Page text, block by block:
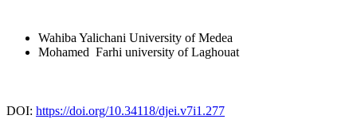
Wahiba Yalichani University of Medea
Mohamed ‎ Farhi university of Laghouat
DOI: https://doi.org/10.34118/djei.v7i1.277